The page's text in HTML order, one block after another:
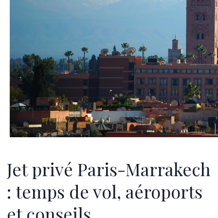
Jet privé Paris-Marrakech
: temps de vol, aéroports